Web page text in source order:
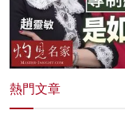
熱門文章